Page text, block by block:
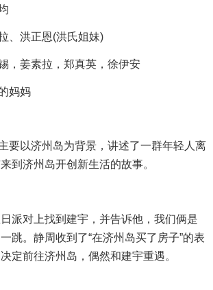
洪正恩(洪氏姐妹)
姜素拉，郑真英，徐伊安
妈妈
以济州岛为背景，讲述了一群年轻人离
到济州岛开创新生活的故事。
对上找到建宇，并告诉他，我们俩是
跳。静周收到了“在济州岛买了房子”的表
定前往济州岛，偶然和建宇重遇。